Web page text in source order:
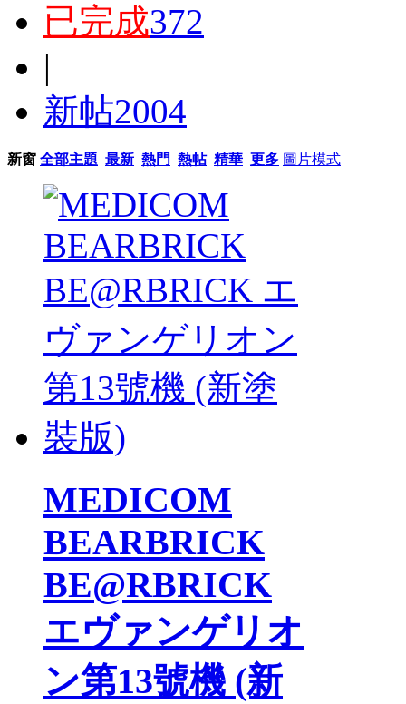
已完成372
|
新帖2004
新窗 全部主題 最新 熱門 熱帖 精華 更多 圖片模式
MEDICOM
BEARBRICK
BE@RBRICK
エヴァンゲリオ
ン第13號機 (新